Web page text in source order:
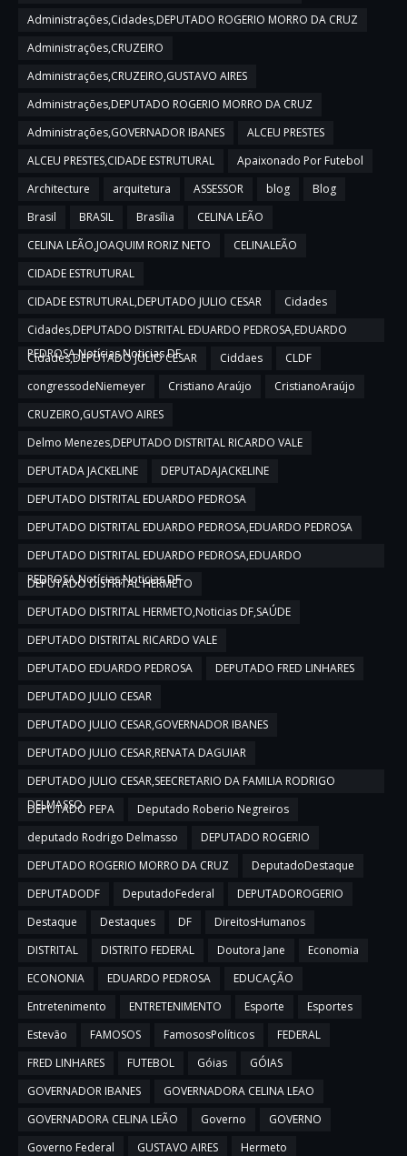
Administrações,Cidades,DEPUTADO ROGERIO MORRO DA CRUZ
Administrações,CRUZEIRO
Administrações,CRUZEIRO,GUSTAVO AIRES
Administrações,DEPUTADO ROGERIO MORRO DA CRUZ
Administrações,GOVERNADOR IBANES
ALCEU PRESTES
ALCEU PRESTES,CIDADE ESTRUTURAL
Apaixonado Por Futebol
Architecture
arquitetura ASSESSOR blog
Blog
Brasil
BRASIL Brasília
CELINA LEÃO
CELINA LEÃO,JOAQUIM RORIZ NETO
CELINALEÃO
CIDADE ESTRUTURAL
CIDADE ESTRUTURAL,DEPUTADO JULIO CESAR
Cidades
Cidades,DEPUTADO DISTRITAL EDUARDO PEDROSA,EDUARDO
PEDROSA,Notícias,Noticias DF
Cidades,DEPUTADO JULIO CESAR Ciddaes
CLDF
congressodeNiemeyer
Cristiano Araújo
CristianoAraújo
CRUZEIRO,GUSTAVO AIRES
Delmo Menezes,DEPUTADO DISTRITAL RICARDO VALE
DEPUTADA JACKELINE
DEPUTADAJACKELINE
DEPUTADO DISTRITAL EDUARDO PEDROSA
DEPUTADO DISTRITAL EDUARDO PEDROSA,EDUARDO PEDROSA
DEPUTADO DISTRITAL EDUARDO PEDROSA,EDUARDO
PEDROSA,Notícias,Noticias DF
DEPUTADO DISTRITAL HERMETO
DEPUTADO DISTRITAL HERMETO,Noticias DF,SAÚDE
DEPUTADO DISTRITAL RICARDO VALE
DEPUTADO EDUARDO PEDROSA
DEPUTADO FRED LINHARES
DEPUTADO JULIO CESAR
DEPUTADO JULIO CESAR,GOVERNADOR IBANES
DEPUTADO JULIO CESAR,RENATA DAGUIAR
DEPUTADO JULIO CESAR,SEECRETARIO DA FAMILIA RODRIGO
DELMASSO
DEPUTADO PEPA
Deputado Roberio Negreiros
deputado Rodrigo Delmasso
DEPUTADO ROGERIO
DEPUTADO ROGERIO MORRO DA CRUZ
DeputadoDestaque
DEPUTADODF
DeputadoFederal
DEPUTADOROGERIO
Destaque
Destaques DF
DireitosHumanos
DISTRITAL
DISTRITO FEDERAL Doutora Jane
Economia
ECONONIA
EDUARDO PEDROSA
EDUCAÇÃO
Entretenimento
ENTRETENIMENTO Esporte
Esportes
Estevão
FAMOSOS FamososPolíticos
FEDERAL
FRED LINHARES
FUTEBOL Góias
GÓIAS
GOVERNADOR IBANES
GOVERNADORA CELINA LEAO
GOVERNADORA CELINA LEÃO
Governo
GOVERNO
Governo Federal
GUSTAVO AIRES
Hermeto